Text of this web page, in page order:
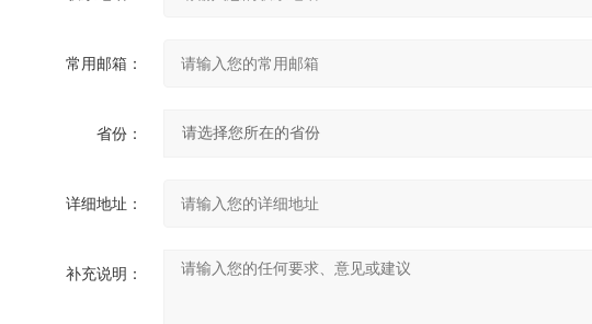
常用邮箱：
省份：
详细地址：
补充说明：